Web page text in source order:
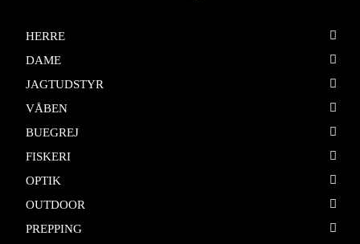
HERRE
DAME
JAGTUDSTYR
VÅBEN
BUEGREJ
FISKERI
OPTIK
OUTDOOR
PREPPING